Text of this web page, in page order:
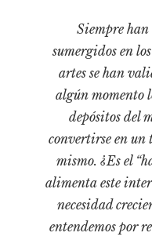
Literatura
Medioambiente
Narrativas visuales
Pensamiento
Pensamiento ilustrado
Personaje
Personajes secundarios
Siempre
sumergidos en
artes se han
algún momento
depósitos del
convertirse en un
mismo. ¿Es el
alimenta este
necesidad
entendemos por